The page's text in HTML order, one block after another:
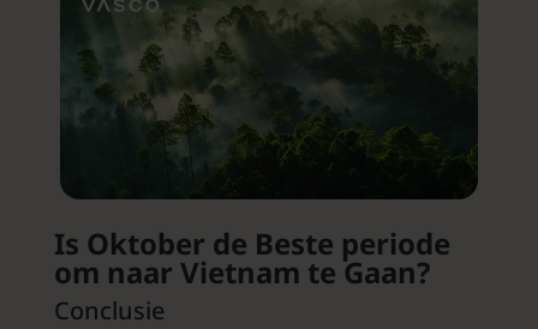
Is Oktober de Beste periode
om naar Vietnam te Gaan?
Conclusie